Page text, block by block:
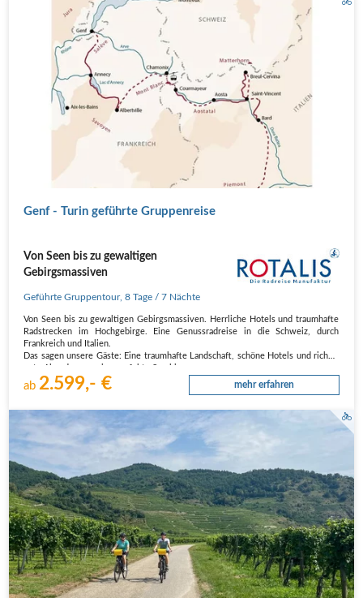
Genf - Turin geführte Gruppenreise
Von Seen bis zu gewaltigen
Gebirgsmassiven
Geführte Gruppentour,8 Tage / 7 Nächte
Von Seen bis zu gewaltigen Gebirgsmassiven. Herrliche Hotels und traumhafte
Radstrecken im Hochgebirge. Eine Genussradreise in die Schweiz, durch
Frankreich und Italien.
Das sagen unsere Gäste: Eine traumhafte Landschaft, schöne Hotels und richtig
ab 2.599,- € mehr erfahren
La Vaux Weinhügel